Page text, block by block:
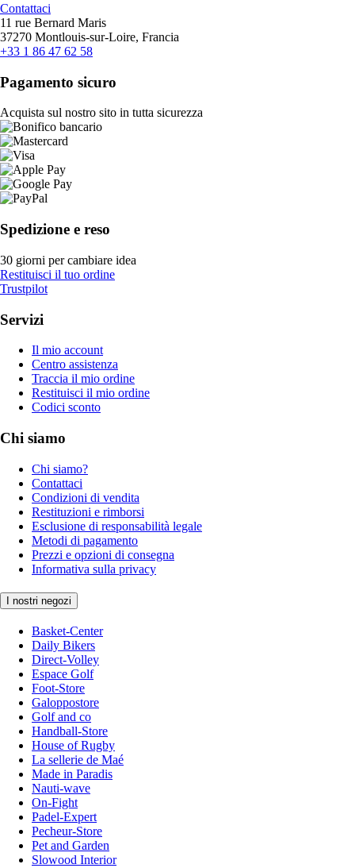
Contattaci
11 rue Bernard Maris
37270 Montlouis-sur-Loire, Francia
+33 1 86 47 62 58
Pagamento sicuro
Acquista sul nostro sito in tutta sicurezza
Spedizione e reso
30 giorni per cambiare idea
Restituisci il tuo ordine
Trustpilot
Servizi
Il mio account
Centro assistenza
Traccia il mio ordine
Restituisci il mio ordine
Codici sconto
Chi siamo
Chi siamo?
Contattaci
Condizioni di vendita
Restituzioni e rimborsi
Esclusione di responsabilità legale
Metodi di pagamento
Prezzi e opzioni di consegna
Informativa sulla privacy
I nostri negozi
Basket-Center
Daily Bikers
Direct-Volley
Espace Golf
Foot-Store
Galoppostore
Golf and co
Handball-Store
House of Rugby
La sellerie de Maé
Made in Paradis
Nauti-wave
On-Fight
Padel-Expert
Pecheur-Store
Pet and Garden
Slowood Interior